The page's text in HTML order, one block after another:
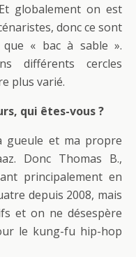
globalement on est
donc ce sont
« bac à sable ».
différents cercles
plus varié.
qui êtes-vous ?
gueule et ma propre
Donc Thomas B.,
principalement en
depuis 2008, mais
et on ne désespère
le kung-fu hip-hop